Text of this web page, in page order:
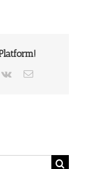
Vk Email